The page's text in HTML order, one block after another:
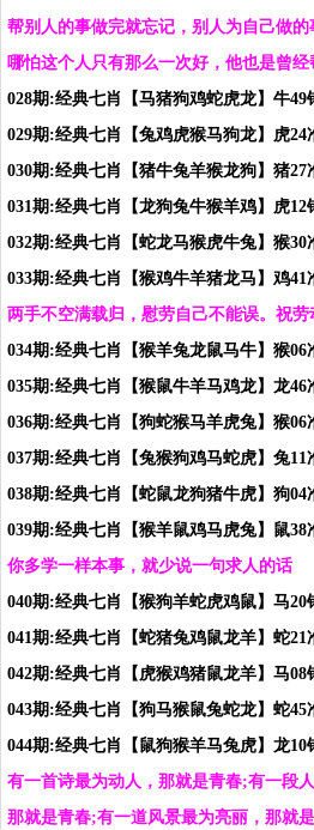
帮别人的事做完就忘记，别人为自己做的
哪怕这个人只有那么一次好，他也是曾经
028期:经典七肖【马猪狗鸡蛇虎龙】牛49
029期:经典七肖【兔鸡虎猴马狗龙】虎24
030期:经典七肖【猪牛兔羊猴龙狗】猪27
031期:经典七肖【龙狗兔牛猴羊鸡】虎12
032期:经典七肖【蛇龙马猴虎牛兔】猴30
033期:经典七肖【猴鸡牛羊猪龙马】鸡41
两手不空满载归，慰劳自己不能误。祝劳
034期:经典七肖【猴羊兔龙鼠马牛】猴06
035期:经典七肖【猴鼠牛羊马鸡龙】龙46
036期:经典七肖【狗蛇猴马羊虎兔】猴06
037期:经典七肖【兔猴狗鸡马蛇虎】兔11
038期:经典七肖【蛇鼠龙狗猪牛虎】狗04
039期:经典七肖【猴羊鼠鸡马虎兔】鼠38
你多学一样本事，就少说一句求人的话
040期:经典七肖【猴狗羊蛇虎鸡鼠】马20
041期:经典七肖【蛇猪兔鸡鼠龙羊】蛇21
042期:经典七肖【虎猴鸡猪鼠龙羊】马08
043期:经典七肖【狗马猴鼠兔蛇龙】蛇45
044期:经典七肖【鼠狗猴羊马兔虎】龙10
有一首诗最为动人，那就是青春;有一段
那就是青春;有一道风景最为亮丽，那就是